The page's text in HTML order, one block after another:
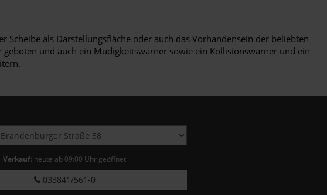
als Darstellungsfläche oder auch das Vorhandensein der beliebten
und auch ein Müdigkeitswarner sowie ein Kollisionswarner und ein
Verkauf: heute ab 09:00 Uhr geöffnet
033841/561-0